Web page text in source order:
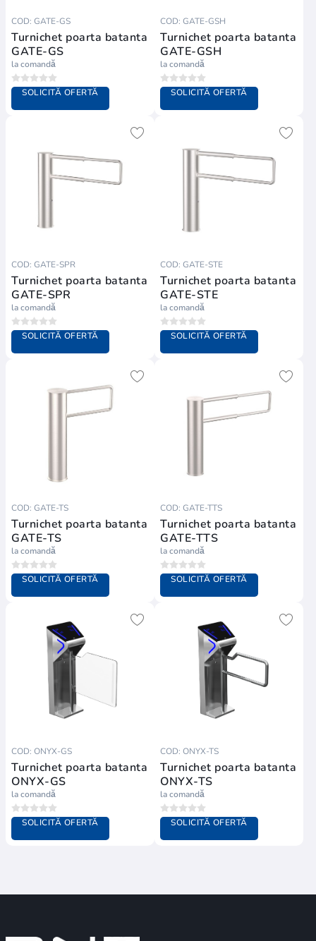
COD: GATE-GS
Turnichet poarta batanta
GATE-GS
la comandă
SOLICITĂ OFERTĂ
COD: GATE-GSH
Turnichet poarta batanta
GATE-GSH
la comandă
SOLICITĂ OFERTĂ
COD: GATE-SPR
Turnichet poarta batanta
GATE-SPR
la comandă
SOLICITĂ OFERTĂ
COD: GATE-STE
Turnichet poarta batanta
GATE-STE
la comandă
SOLICITĂ OFERTĂ
COD: GATE-TS
Turnichet poarta batanta
GATE-TS
la comandă
SOLICITĂ OFERTĂ
COD: GATE-TTS
Turnichet poarta batanta
GATE-TTS
la comandă
SOLICITĂ OFERTĂ
COD: ONYX-GS
Turnichet poarta batanta
ONYX-GS
la comandă
SOLICITĂ OFERTĂ
COD: ONYX-TS
Turnichet poarta batanta
ONYX-TS
la comandă
SOLICITĂ OFERTĂ